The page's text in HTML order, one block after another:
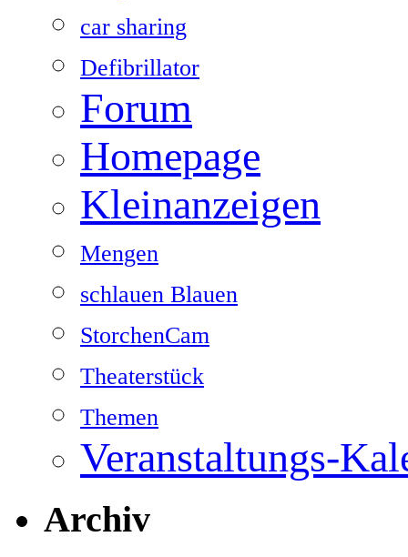
car sharing
Defibrillator
Forum
Homepage
Kleinanzeigen
Mengen
schlauen Blauen
StorchenCam
Theaterstück
Themen
Veranstaltungs-
Archiv